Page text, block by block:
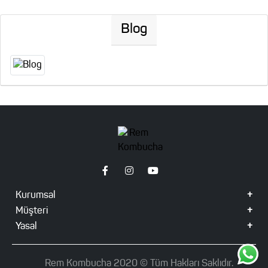
Blog
Kurumsal
Müşteri
Yasal
Rem Kombucha 2020 ©️ Tüm Hakları Saklıdır.